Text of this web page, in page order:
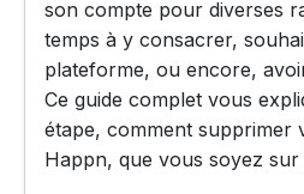
son compte pour diverses
temps à y consacrer,
plateforme, ou encore,
Ce guide complet vous
étape, comment supprimer
Happn, que vous soyez sur